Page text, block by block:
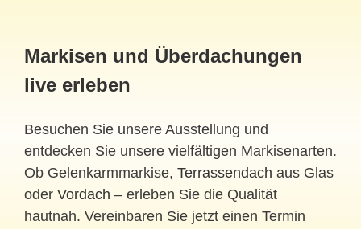
Markisen und Überdachungen
live erleben
Besuchen Sie unsere Ausstellung und
entdecken Sie unsere vielfältigen Markisenarten.
Ob Gelenkarmmarkise, Terrassendach aus Glas
oder Vordach – erleben Sie die Qualität
hautnah. Vereinbaren Sie jetzt einen Termin